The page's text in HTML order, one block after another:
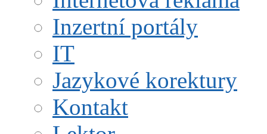
Inzertní portály
IT
Jazykové korektury
Kontakt